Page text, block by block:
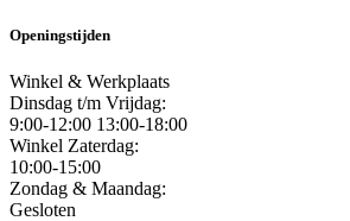
Openingstijden
Winkel & Werkplaats
Dinsdag t/m Vrijdag:
9:00-12:00 13:00-18:00
Winkel Zaterdag:
10:00-15:00
Zondag & Maandag:
Gesloten